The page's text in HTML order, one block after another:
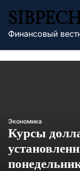
содержимому
Финансовый
Экономика
Курсы